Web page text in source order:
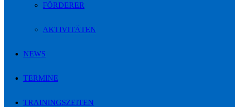
FÖRDERER
AKTIVITÄTEN
NEWS
TERMINE
TRAININGSZEITEN